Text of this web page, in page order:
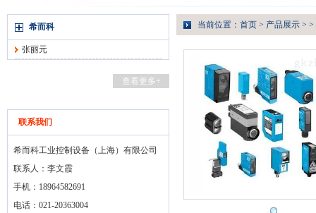
希而科
张丽元
查看更多+
联系我们
希而科工业控制设备（上海）有限公司
联系人：李文霞
手机：18964582691
电话：021-20363004
当前位置： 首页 > 产品展示 > >